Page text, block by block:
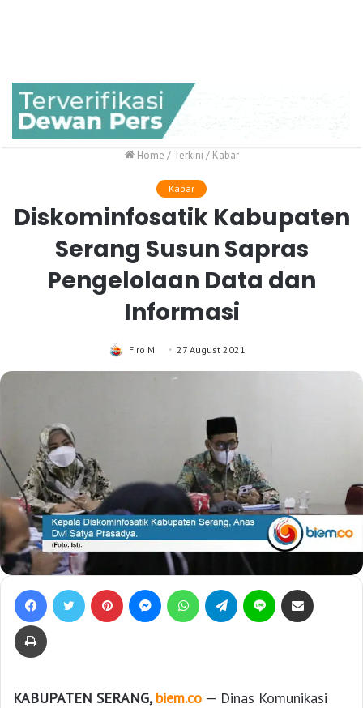
Home / Terkini / Kabar
Kabar
Diskominfosatik Kabupaten
Serang Susun Sapras
Pengelolaan Data dan
Informasi
Firo M 27 August 2021
KABUPATEN SERANG, biem.co — Dinas Komunikasi